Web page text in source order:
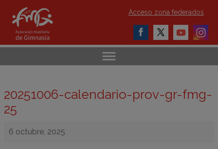
Acceso zona federados
20251006-calendario-prov-gr-fmg-
25
6 octubre, 2025